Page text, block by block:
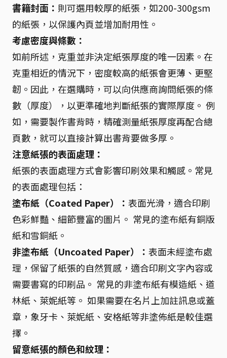
書籍封面： 則可選用較厚的紙張，如200-300gsm
的紙張，以保護內頁並增加耐用性。
考慮密度與條數：
如前所述，克重並非決定紙張厚度的唯一因素。在
克重相近的情況下，密度較高的紙張會更薄、更堅
韌。因此，在選購時，可以向供應商詢問紙張的條
數（厚度），以更準確地判斷紙張的實際厚度。 例
如，需要製作書背時，精確測量紙張厚度再配合總
頁數，就可以直接計算出書背要做多厚。
注意紙張的表面處理：
紙張的表面處理方式會影響印刷效果和觸感。常見
的表面處理包括：
塗布紙（Coated Paper）： 表面光滑，適合印刷
色彩鮮豔、細節豐富的圖片。 常見的塗布紙有銅版
紙和雪銅紙。
非塗布紙（Uncoated Paper）： 表面未經塗布處
理，保留了紙張的自然質感，適合印刷文字內容或
需要書寫的印刷品。 常見的非塗布紙有模造紙、道
林紙、萊妮紙等。 如果需要在名片上加註訊息或蓋
章，象牙卡、萊妮紙、安格紙等非塗佈紙是較佳選
擇。
留意紙張的顏色和紋理：